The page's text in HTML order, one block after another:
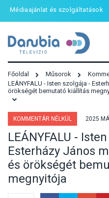
Médiaajánlat és szolgáltatások
Főoldal Műsorok
LEÁNYFALU - Isten szolgája -
örökségét bemutató kiállítás
KOMMENTÁR NÉLKÜL 2025
LEÁNYFALU -
Esterházy János
és örökségét
megnyitója